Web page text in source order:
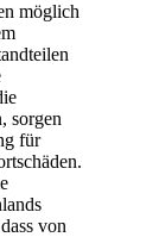
möglich
sorgen
für
von